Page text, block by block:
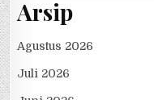
Arsip
Agustus 2026
Juli 2026